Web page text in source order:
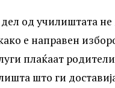
дел од училиштата
е направен
плаќаат
што ги